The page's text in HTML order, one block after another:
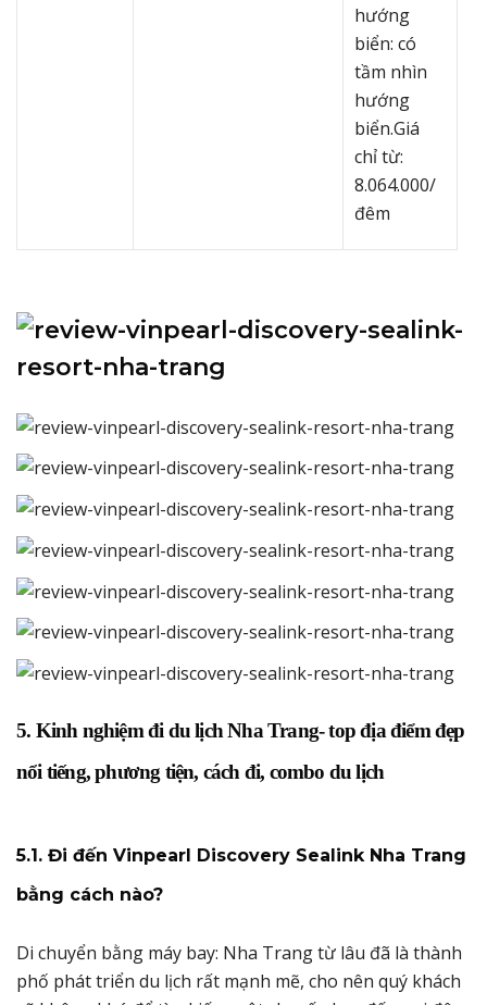
hướng
biển: có
tầm nhìn
hướng
biển.Giá
chỉ từ:
8.064.000/
đêm
5. Kinh nghiệm đi du lịch Nha Trang- top địa điểm đẹp
nổi tiếng, phương tiện, cách đi, combo du lịch
5.1. Đi đến Vinpearl Discovery Sealink Nha Trang
bằng cách nào?
Di chuyển bằng máy bay: Nha Trang từ lâu đã là thành
phố phát triển du lịch rất mạnh mẽ, cho nên quý khách